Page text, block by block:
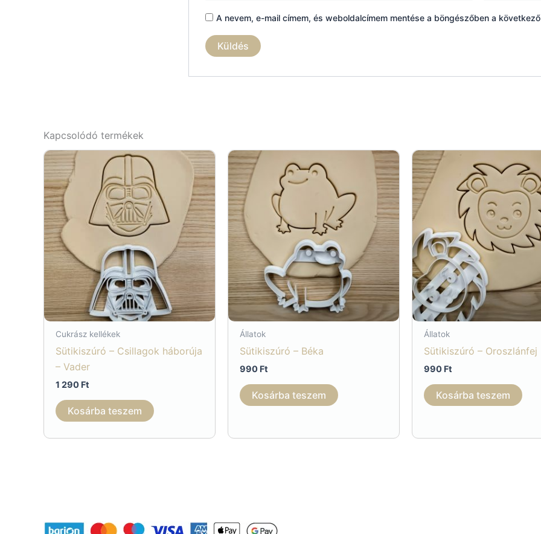
A nevem, e-mail címem, és weboldalcímem mentése a böngészőben a
Kapcsolódó termékek
Cukrász kellékek
Sütikiszúró – Csillagok háborúja
– Vader
1 290 Ft
Kosárba teszem
Állatok
Sütikiszúró – Béka
990 Ft
Kosárba teszem
Állatok
Sütikiszúró – Oroszlánfej
990 Ft
Kosárba teszem